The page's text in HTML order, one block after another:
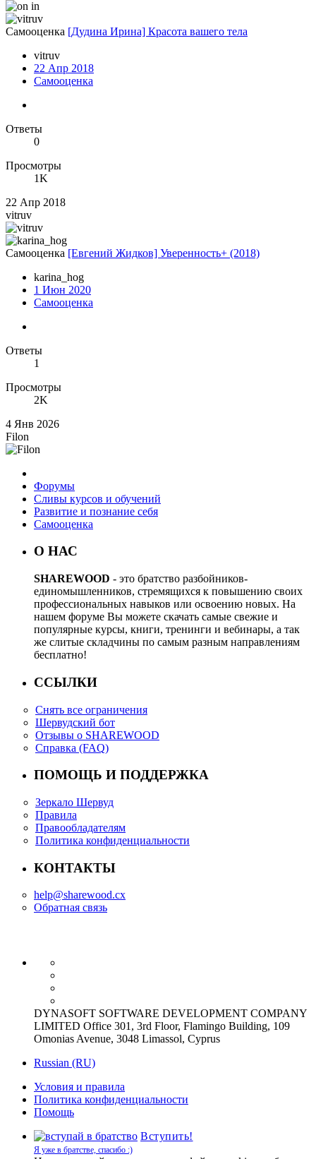
Самооценка [Дудина Ирина] Красота вашего тела
vitruv
22 Апр 2018
Самооценка
Ответы
0
Просмотры
1K
22 Апр 2018
vitruv
Самооценка [Евгений Жидков] Уверенность+ (2018)
karina_hog
1 Июн 2020
Самооценка
Ответы
1
Просмотры
2K
4 Янв 2026
Filon
Форумы
Сливы курсов и обучений
Развитие и познание себя
Самооценка
О НАС
SHAREWOOD - это братство разбойников-
единомышленников, стремящихся к повышению своих
профессиональных навыков или освоению новых. На
нашем форуме Вы можете скачать самые свежие и
популярные курсы, книги, тренинги и вебинары, а так
же слитые складчины по самым разным направлениям
бесплатно!
ССЫЛКИ
Снять все ограничения
Шервудский бот
Отзывы о SHAREWOOD
Справка (FAQ)
ПОМОЩЬ И ПОДДЕРЖКА
Зеркало Шервуд
Правила
Правообладателям
Политика конфиденциальности
КОНТАКТЫ
help@sharewood.cx
Обратная связь
DYNASOFT SOFTWARE DEVELOPMENT COMPANY
LIMITED Office 301, 3rd Floor, Flamingo Building, 109
Omonias Avenue, 3048 Limassol, Cyprus
Russian (RU)
Условия и правила
Политика конфиденциальности
Помощь
Вступить!
Я уже в братстве, спасибо :)